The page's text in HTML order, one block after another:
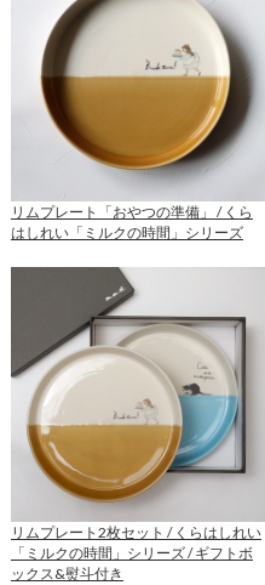
リムプレート「おやつの準備」 / くら
はしれい「ミルクの時間」シリーズ
ン
リムプレート2枚セット / くらはしれい
「ミルクの時間」シリーズ / ギフトボ
ックス&熨斗付き